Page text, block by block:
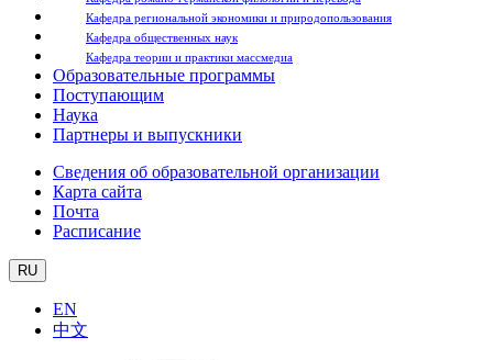
Кафедра региональной экономики и природопользования
Кафедра общественных наук
Кафедра теории и практики массмедиа
Образовательные программы
Поступающим
Наука
Партнеры и выпускники
Сведения об образовательной организации
Карта сайта
Почта
Расписание
RU
EN
中文